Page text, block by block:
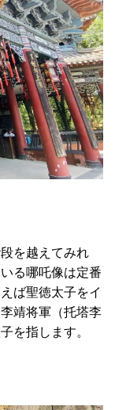
を越えてみれ
る哪吒像は定番
ば聖徳太子をイ
靖将軍（托塔李
を指します。